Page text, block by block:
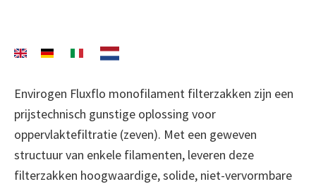
Envirogen Fluxflo monofilament filterzakken zijn een
prijstechnisch gunstige oplossing voor
oppervlaktefiltratie (zeven). Met een geweven
structuur van enkele filamenten, leveren deze
filterzakken hoogwaardige, solide, niet-vervormbare